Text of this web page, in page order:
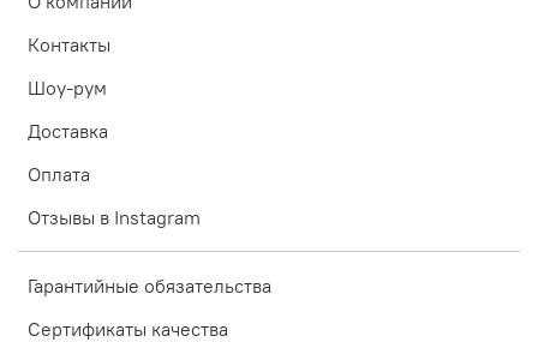
Контакты
Шоу-рум
Доставка
Оплата
Отзывы в Instagram
Гарантийные обязательства
Сертификаты качества